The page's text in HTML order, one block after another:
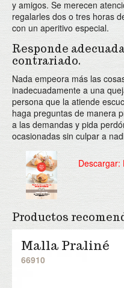
y amigos. Se merecen
regalarles dos o tres horas
con un aperitivo especial.
Responde
contrariado.
Nada empeora más las
inadecuadamente a una
persona que la atiende
haga preguntas de manera
a las demandas y pida
ocasionadas sin culpar a
Descargar:
Productos
Malla Praliné
66910